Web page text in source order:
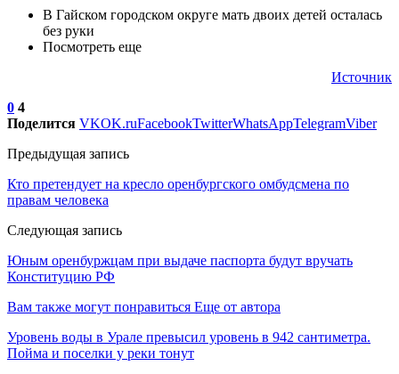
В Гайском городском округе мать двоих детей осталась
без руки
Посмотреть еще
Источник
0 4
Поделится VKOK.ruFacebookTwitterWhatsAppTelegramViber
Предыдущая запись
Кто претендует на кресло оренбургского омбудсмена по
правам человека
Следующая запись
Юным оренбуржцам при выдаче паспорта будут вручать
Конституцию РФ
Вам также могут понравиться Еще от автора
Уровень воды в Урале превысил уровень в 942 сантиметра.
Пойма и поселки у реки тонут